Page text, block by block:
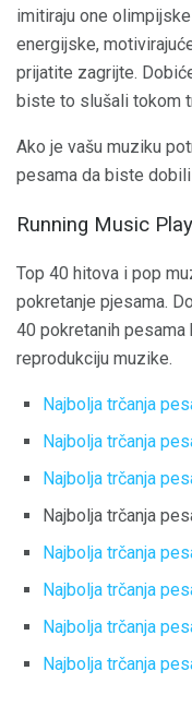
imitiraju one
energijske,
prijatite zagrijte.
biste to slušali tokom
Ako je vašu muziku
pesama da biste
Running Music
Top 40 hitova i pop
pokretanje pjesama.
40 pokretanih
reprodukciju muzike.
Najbolja trčanja
Najbolja trčanja
Najbolja trčanja
Najbolja trčanja
Najbolja trčanja
Najbolja trčanja
Najbolja trčanja
Najbolja trčanja